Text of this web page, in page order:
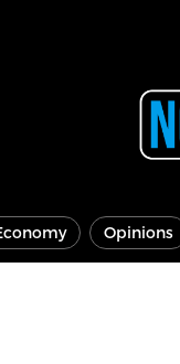
Opinions